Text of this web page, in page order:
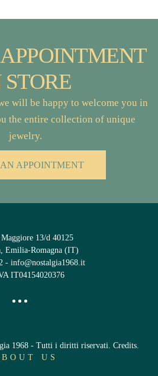
STORE
will be happy to welcome you in
the entire collection of unique
jewelry.
APPOINTMENT
Maggiore 13/d 40125
Emilia-Romagna (IT)
- info@nostalgia1968.it
IT04154020376
1968 - Tutti i diritti riservati. Credits.
US